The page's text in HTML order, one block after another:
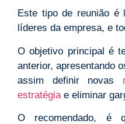
Este tipo de reunião é
líderes da empresa, e
O objetivo principal é
anterior, apresentando
assim definir novas
estratégia e eliminar
O recomendado, é